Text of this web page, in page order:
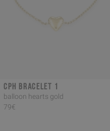
CPH BRACELET 1
balloon hearts gold
79€